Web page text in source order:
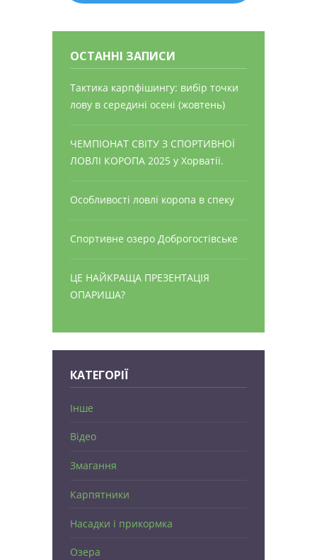
ОСТАННІ ЗАПИСИ
Тактика карпфішингу: вибір точки
лову в середині осені (жовтень)
ЧЕМПІОНАТ СВІТУ З СПОРТИВНОЇ
ЛОВЛІ КОРОПА 2025 у Хорватії.
Особливості ловлі коропа в спеку
Спортивне озеро Доброгостівське
ЦЕ НАЙКРАЩА ПРЕЗЕНТАЦІЯ
ОПАРИША?
КАТЕГОРІЇ
Інше
Відео
Змагання
Карпятники
Насадки і прикормка
Озера